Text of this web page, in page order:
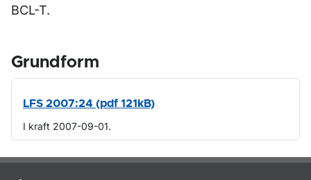
BCL-T.
Grundform
LFS 2007:24 (pdf 121kB)
I kraft 2007-09-01.
Om sidan